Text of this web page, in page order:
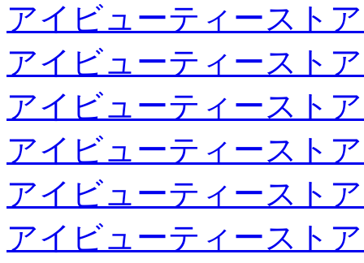
アイビューティースト
アイビューティースト
アイビューティースト
アイビューティースト
アイビューティースト
アイビューティースト